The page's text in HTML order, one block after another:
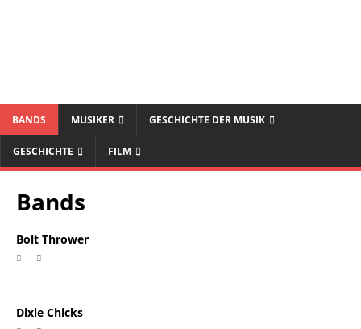
BANDS MUSIKER GESCHICHTE DER MUSIK
GESCHICHTE FILM
Bands
Bolt Thrower
Dixie Chicks